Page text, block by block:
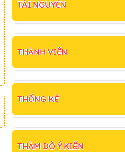
TÀI NGUYÊN
THÀNH VIÊN
THỐNG KÊ
THĂM DÒ Ý KIẾN